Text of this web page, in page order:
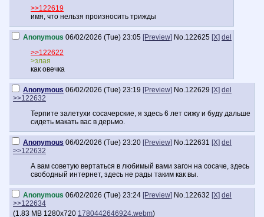
>>122619
имя, что нельзя произносить трижды
Anonymous 06/02/2026 (Tue) 23:05 [Preview] No.122625 [X] del
>>122622
>злая
как овечка
Anonymous 06/02/2026 (Tue) 23:19 [Preview] No.122629 [X] del
>>122632
Терпите залетухи сосачерские, я здесь 6 лет сижу и буду дальше
сидеть макать вас в дерьмо.
Anonymous 06/02/2026 (Tue) 23:20 [Preview] No.122631 [X] del
>>122632
А вам советую вертаться в любимый вами загон на сосаче, здесь
свободный интернет, здесь не рады таким как вы.
Anonymous 06/02/2026 (Tue) 23:24 [Preview] No.122632 [X] del
>>122634
(1.83 MB 1280x720 1780442646924.webm)